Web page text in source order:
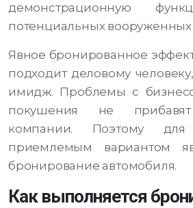
демонстрационную
потенциальных вооруженных
Явное бронированное
подходит деловому
имидж. Проблемы с
покушения не прибавят
компании. Поэтому
приемлемым вариантом
бронирование автомобиля.
Как выполняется